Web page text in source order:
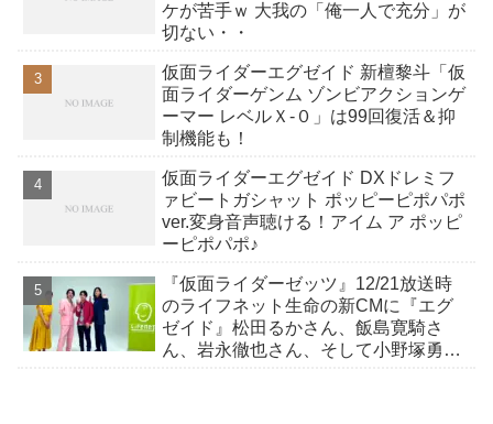
ケが苦手ｗ 大我の「俺一人で充分」が
切ない・・
仮面ライダーエグゼイド 新檀黎斗「仮
面ライダーゲンム ゾンビアクションゲ
ーマー レベルＸ-０」は99回復活＆抑
制機能も！
仮面ライダーエグゼイド DXドレミフ
ァビートガシャット ポッピーピポパポ
ver.変身音声聴ける！アイム ア ポッピ
ーピポパポ♪
『仮面ライダーゼッツ』12/21放送時
のライフネット生命の新CMに『エグ
ゼイド』松田るかさん、飯島寛騎さ
ん、岩永徹也さん、そして小野塚勇人